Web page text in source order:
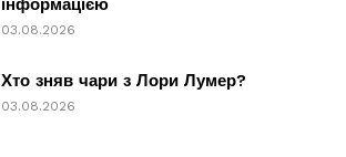
інформацією
03.08.2026
Хто зняв чари з Лори Лумер?
03.08.2026